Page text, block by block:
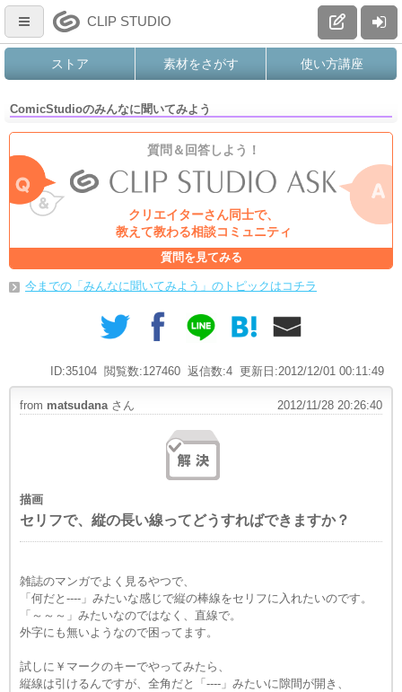
CLIP STUDIO
ストア 素材をさがす 使い方講座
ComicStudioのみんなに聞いてみよう
質問＆回答しよう！
クリエイターさん同士で、
教えて教わる相談コミュニティ
質問を見てみる
今までの「みんなに聞いてみよう」のトピックはコチラ
更新日:2012/12/01 00:11:49
返信数:4
閲覧数:127460
ID:35104
from matsudana さん 2012/11/28 20:26:40
描画
セリフで、縦の長い線ってどうすればできますか？
雑誌のマンガでよく見るやつで、
「何だと----」みたいな感じで縦の棒線をセリフに入れたいのです。
「～～～」みたいなのではなく、直線で。
外字にも無いようなので困ってます。
試しに￥マークのキーでやってみたら、
縦線は引けるんですが、全角だと「----」みたいに隙間が開き、